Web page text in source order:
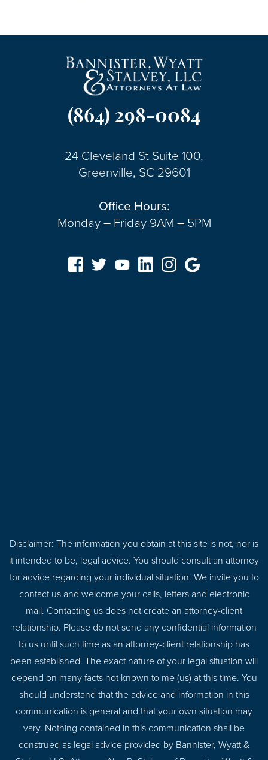
(864) 298-0084
24 Cleveland St Suite 100,
Greenville, SC 29601
Office Hours:
Monday – Friday 9AM – 5PM
Disclaimer: The information you obtain at this site is not, nor is
it intended to be, legal advice. You should consult an attorney
for advice regarding your individual situation. We invite you to
contact us and welcome your calls, letters and electronic
mail. Contacting us does not create an attorney-client
relationship. Please do not send any confidential information
to us until such time as an attorney-client relationship has
been established. The exact nature of your legal situation will
depend on many facts not known to me (us) at this time. You
should understand that the advice and information in this
communication is general and that your own situation may
vary. Nothing contained in this communication shall be
construed as legal advice provided by Bannister, Wyatt &